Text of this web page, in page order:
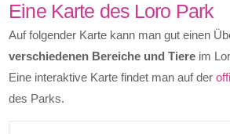
Eine Karte des Loro Park
Auf folgender Karte kann man gut einen
verschiedenen Bereiche und Tiere im
Eine interaktive Karte findet man auf der
des Parks.